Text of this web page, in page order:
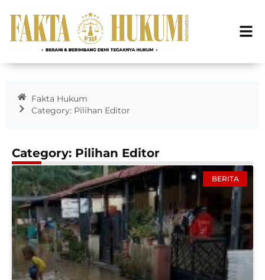
Fakta Hukum
Category: Pilihan Editor
Category: Pilihan Editor
BERITA